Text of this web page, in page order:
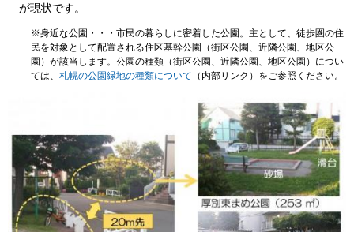
が現状です。
※身近な公園・・・市民の暮らしに密着した公園。主として、徒歩圏の住
民を対象として配置される住区基幹公園（街区公園、近隣公園、地区公
園）が該当します。公園の種類（街区公園、近隣公園、地区公園）につい
ては、 札幌の公園緑地の種類について （内部リンク）をご参照ください。